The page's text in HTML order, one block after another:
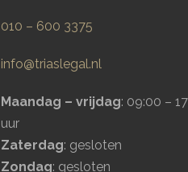
010 – 600 3375
info@triaslegal.nl
Maandag – vrijdag: 09:00 –
uur
Zaterdag: gesloten
Zondag: gesloten